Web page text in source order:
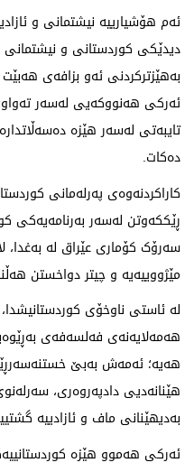
ئەم هۆشیارییە نیشتمانی و
دیدێکی کوردستانی و نیشتمانی
بەهێزترکردنی ئەو بزافەی
ئەرکی هەنووکەیی لەسەر
تایبەتی لەسەر هێزە
دەکات.
کاراکردنەوەی پەرلەمانی
ڕێککەوتن لەسەر بەرنامەیەکی
سەرۆک کۆماری عێراق لە بەغدا،
مێژووییەیە و چیتر دواخستن
لە ئاستی ناوخۆی
هەمەلایەنەی فەلسەفەی
هەیە؛ ئەمەش بەبێ
هێنانەدیی دادپەروەری،
بەدیهێنانی ماف و ئازادییە
ئەرکی هەموو هێزە